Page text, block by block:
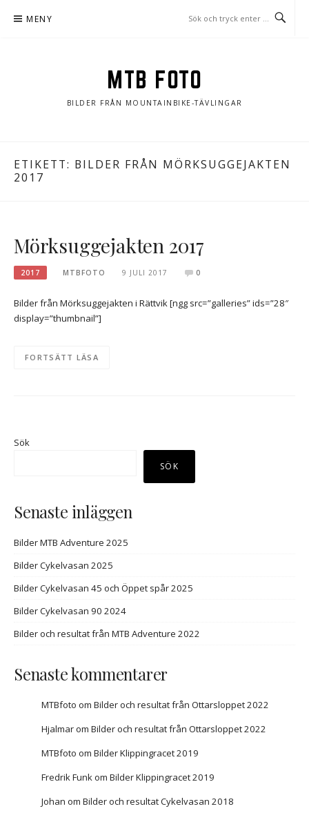
MENY
MTB FOTO
BILDER FRÅN MOUNTAINBIKE-TÄVLINGAR
ETIKETT: BILDER FRÅN MÖRKSUGGEJAKTEN
2017
Mörksuggejakten 2017
2017 MTBFOTO 9 JULI 2017 0
Bilder från Mörksuggejakten i Rättvik [ngg src=”galleries” ids=”28″
display=”thumbnail”]
FORTSÄTT LÄSA
Sök
SÖK
Senaste inläggen
Bilder MTB Adventure 2025
Bilder Cykelvasan 2025
Bilder Cykelvasan 45 och Öppet spår 2025
Bilder Cykelvasan 90 2024
Bilder och resultat från MTB Adventure 2022
Senaste kommentarer
MTBfoto om Bilder och resultat från Ottarsloppet 2022
Hjalmarom Bilder och resultat från Ottarsloppet 2022
MTBfoto om Bilder Klippingracet 2019
Fredrik Funkom Bilder Klippingracet 2019
Johan om Bilder och resultat Cykelvasan 2018